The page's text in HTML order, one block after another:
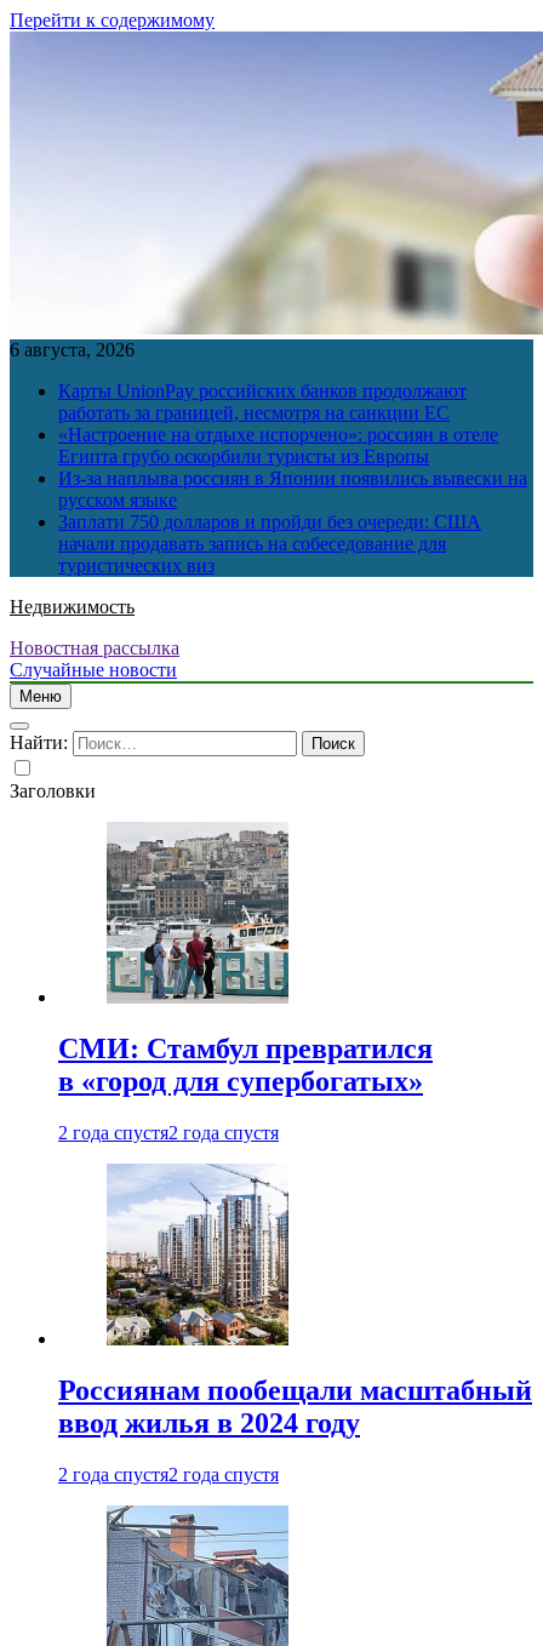
Перейти к содержимому
6 августа, 2026
Карты UnionPay российских банков продолжают
работать за границей, несмотря на санкции ЕС
«Настроение на отдыхе испорчено»: россиян в отеле
Египта грубо оскорбили туристы из Европы
Из-за наплыва россиян в Японии появились вывески на
русском языке
Заплати 750 долларов и пройди без очереди: США
начали продавать запись на собеседование для
туристических виз
Недвижимость
Новостная рассылка
Случайные новости
Меню
Найти:
Заголовки
СМИ: Стамбул превратился
в «город для супербогатых»
2 года спустя2 года спустя
Россиянам пообещали масштабный
ввод жилья в 2024 году
2 года спустя2 года спустя